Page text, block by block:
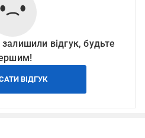
відгук, будьте
ВІДГУК